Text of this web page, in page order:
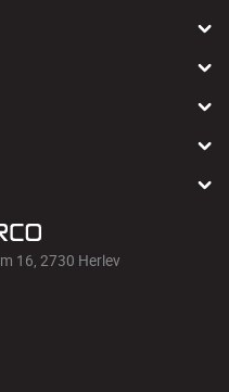
16, 2730 Herlev